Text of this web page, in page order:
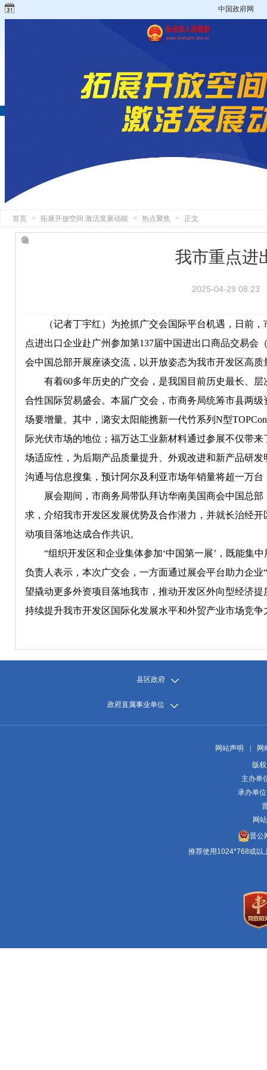
中国政府网
首页 > 拓展开放空间 激活发展动能 > 热点聚焦 > 正文
我市重点进
2025-04-29 08:23
（记者丁宇红）为抢抓广交会国际平台机遇，日前，
点进出口企业赴广州参加第137届中国进出口商品交易
会中国总部开展座谈交流，以开放姿态为我市开发区高质
有着60多年历史的广交会，是我国目前历史最长、层
合性国际贸易盛会。本届广交会，市商务局统筹市县两
场要增量。其中，潞安太阳能携新一代竹系列N型
际光伏市场的地位；福万达工业新材料通过参展不仅带
场适应性，为后期产品质量提升、外观改进和新产品研
沟通与信息搜集，预计阿尔及利亚市场年销量将超一万
展会期间，市商务局带队拜访华南美国商会中国总部
求，介绍我市开发区发展优势及合作潜力，并就长治经
动项目落地达成合作共识。
“组织开发区和企业集体参加‘中国第一展’，既能集中
负责人表示，本次广交会，一方面通过展会平台助力企
望撬动更多外资项目落地我市，推动开发区外向型经济
持续提升我市开发区国际化发展水平和外贸产业市场竞争
县区政府
政府直属事业单位
网站声明
网
版
主办单
承办单
网
晋公
推荐使用1024*768或以